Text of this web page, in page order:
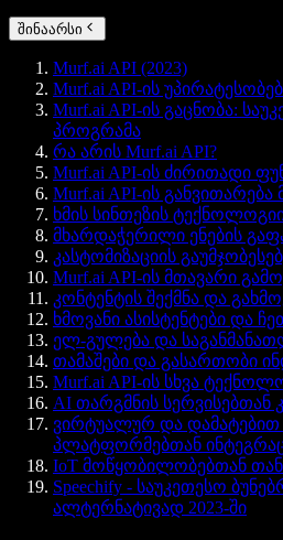
შინაარსი
Murf.ai API (2023)
Murf.ai API-ის
Murf.ai API-ის გაცნობა:
პროგრამა
რა არის Murf.ai API?
Murf.ai API-ის ძირითადი
Murf.ai API-ის განვითარება
ხმის სინთეზის
მხარდაჭერილი ენების
კასტომიზაციის
Murf.ai API-ის მთავარი
კონტენტის შექმნა და
ხმოვანი ასისტენტები და
ელ-გულება და
თამაშები და გასართობი
Murf.ai API-ის სხვა
AI თარგმნის სერვისებთან
ვირტუალურ და
პლატფორმებთან
IoT მოწყობილობებთან
Speechify - საუკეთესო
ალტერნატივად 2023-ში